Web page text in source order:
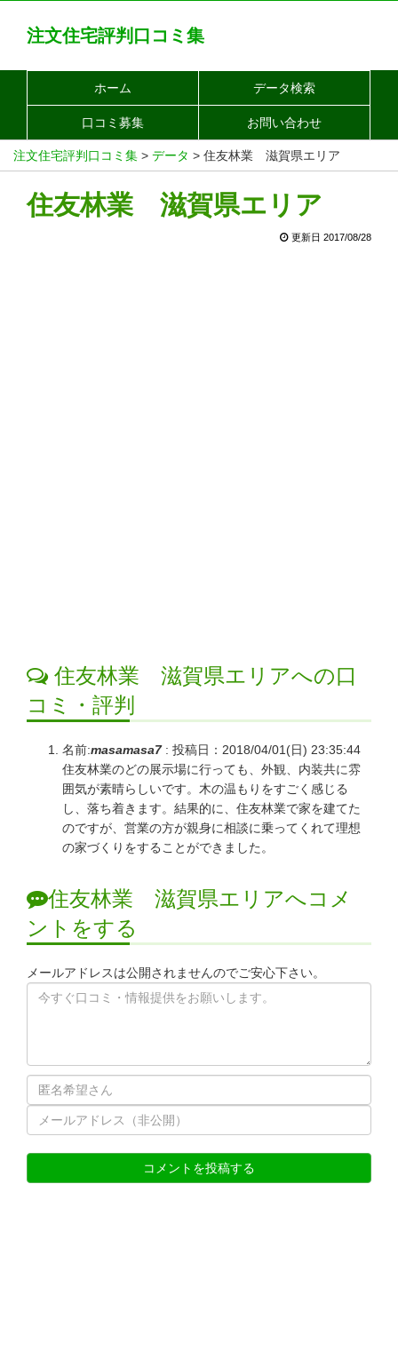
注文住宅評判口コミ集
ホーム データ検索
口コミ募集 お問い合わせ
注文住宅評判口コミ集 > データ > 住友林業 滋賀県エリア
住友林業 滋賀県エリア
更新日 2017/08/28
住友林業 滋賀県エリアへの口
コミ・評判
名前:masamasa7: 投稿日：2018/04/01(日) 23:35:44
住友林業のどの展示場に行っても、外観、内装共に雰
囲気が素晴らしいです。木の温もりをすごく感じる
し、落ち着きます。結果的に、住友林業で家を建てた
のですが、営業の方が親身に相談に乗ってくれて理想
の家づくりをすることができました。
住友林業 滋賀県エリアへコメ
ントをする
メールアドレスは公開されませんのでご安心下さい。